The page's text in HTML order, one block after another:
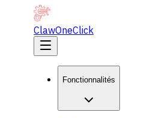
ClawOneClick
Fonctionnalités